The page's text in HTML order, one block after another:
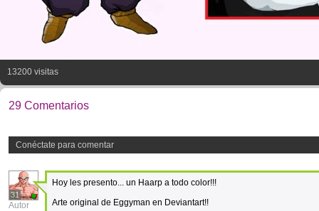
13200 visitas
29 Comentarios
Conéctate para comentar
31
Autor
Hoy les presento... un Haarp a todo color!!!
Arte original de Eggyman en Deviantart!!